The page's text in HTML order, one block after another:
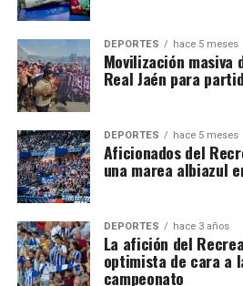
DEPORTES hace 5 meses
Movilización masiva
Real Jaén para
DEPORTES hace 5 meses
Aficionados del
una marea albiazul
DEPORTES hace 3 años
La afición del
optimista de cara a
campeonato